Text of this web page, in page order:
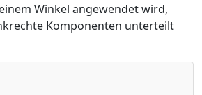
Winkel angewendet wird,
Komponenten unterteilt